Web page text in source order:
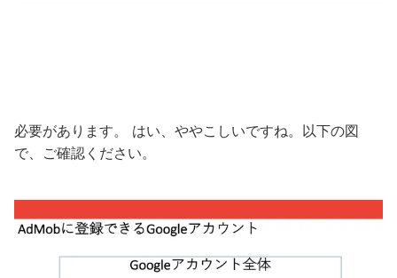
必要があります。 はい、ややこしいですね。以下の図
で、ご確認ください。